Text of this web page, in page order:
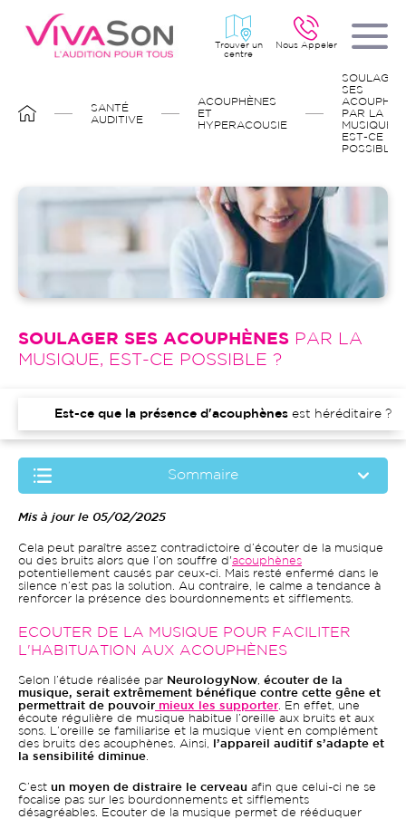
contenu
principal
Nous Appeler
Trouver un
centre
SANTÉ
AUDITIVE
ACOUPHÈNES
ET
HYPERACOUSIE
SOULAGER
SES
PAR LA
MUSIQUE,
EST-CE
POSSIBLE ?
Image
SOULAGER SES ACOUPHÈNES PAR LA
MUSIQUE, EST-CE POSSIBLE ?
Est-ce que la présence d'acouphènes est héréditaire ?
Sommaire
Mis à jour le 05/02/2025
Cela peut paraître assez contradictoire d’écouter de la musique
ou des bruits alors que l’on souffre d'acouphènes
potentiellement causés par ceux-ci. Mais resté enfermé dans le
silence n’est pas la solution. Au contraire, le calme a tendance à
renforcer la présence des bourdonnements et sifflements.
ECOUTER DE LA MUSIQUE POUR FACILITER
L'HABITUATION AUX ACOUPHÈNES
Selon l’étude réalisée par NeurologyNow
écouter de la
musique, serait extrêmement bénéfique contre cette gêne et
permettrait de pouvoir mieux les supporter . En effet, une
écoute régulière de musique habitue l’oreille aux bruits et aux
sons. L’oreille se familiarise et la musique vient en complément
des bruits des acouphènes. Ainsi,
l’appareil auditif s’adapte et
la sensibilité diminue
C’est un moyen de distraire le cerveau afin que celui-ci ne se
focalise pas sur les bourdonnements et sifflements
désagréables. Ecouter de la musique permet de rééduquer